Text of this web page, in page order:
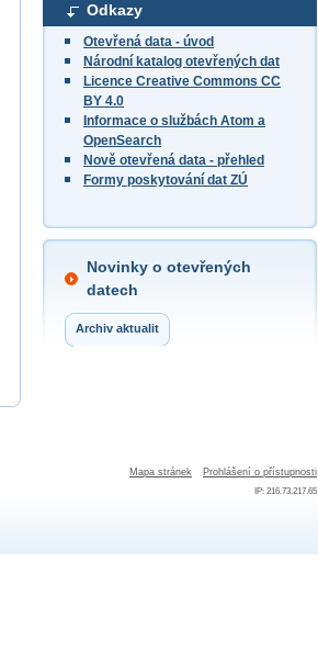
Odkazy
Otevřená data - úvod
Národní katalog otevřených dat
Licence Creative Commons CC
BY 4.0
Informace o službách Atom a
OpenSearch
Nově otevřená data - přehled
Formy poskytování dat ZÚ
Novinky o otevřených
datech
Archiv aktualit
Mapa stránek Prohlášení o přístupnosti
IP: 216.73.217.65